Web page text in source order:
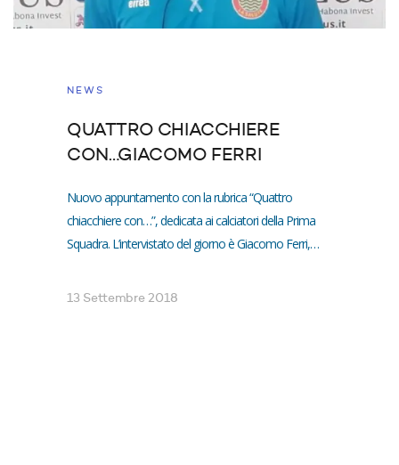
NEWS
QUATTRO CHIACCHIERE
CON…GIACOMO FERRI
Nuovo appuntamento con la rubrica “Quattro
chiacchiere con…”, dedicata ai calciatori della Prima
Squadra. L’intervistato del giorno è Giacomo Ferri,…
13 Settembre 2018